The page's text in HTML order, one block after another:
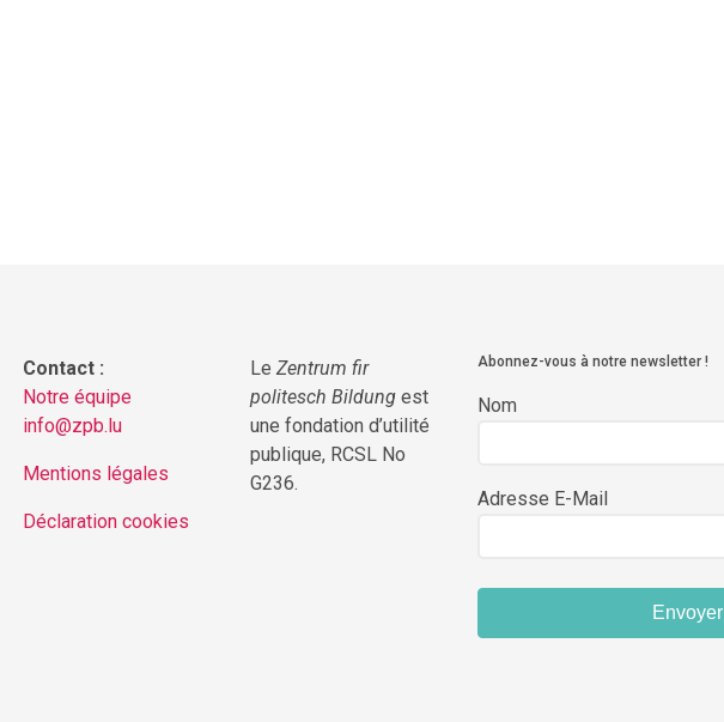
Contact :
Notre équipe
info@zpb.lu
Mentions légales
Déclaration cookies
Le Zentrum fir
politesch Bildung est
une fondation d’utilité
publique, RCSL No
G236.
Abonnez-vous à notre newsletter !
Nom
Adresse E-Mail
Envoyer